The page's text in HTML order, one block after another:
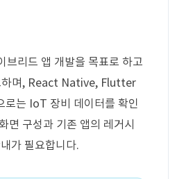
리드 앱 개발을 목표로 하고
하며, React Native, Flutter
로는 IoT 장비 데이터를 확인
면 구성과 기존 앱의 레거시
가 필요합니다.